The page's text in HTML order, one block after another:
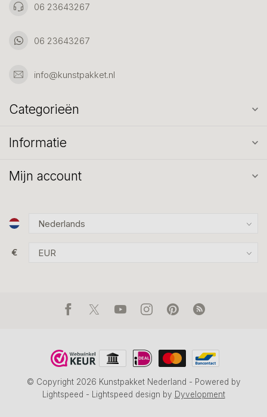
06 23643267
06 23643267
info@kunstpakket.nl
Categorieën
Informatie
Mijn account
€
© Copyright 2026 Kunstpakket Nederland - Powered by
Lightspeed - Lightspeed design by Dyvelopment